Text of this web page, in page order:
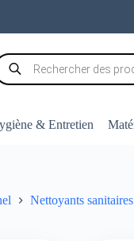
& Entretien
Nettoyants